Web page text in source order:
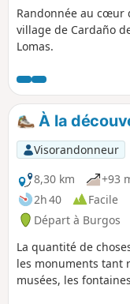
Randonnée au cœur
village de Cardaño
Lomas.
À la
Visorandonneur
8,30 km
+93
2h 40
Facile
Départ à Burgos
La quantité de
les monuments tant
musées, les